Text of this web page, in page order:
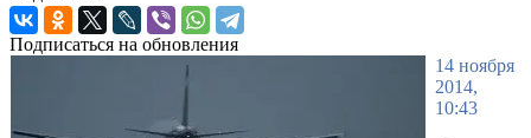
Подписаться на обновления
14 ноября
2014,
10:43